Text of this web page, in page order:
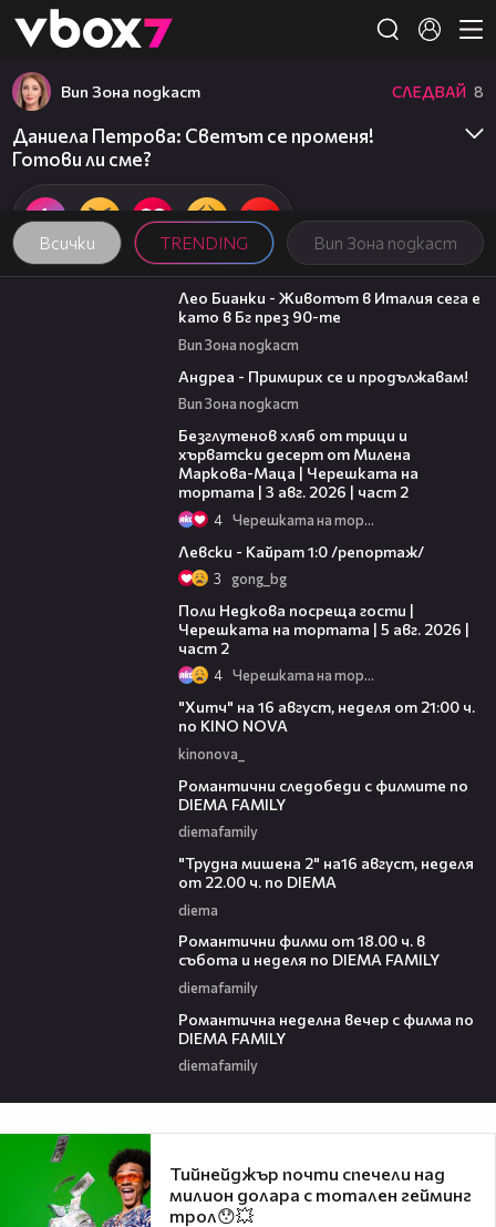
👾
Всички TRENDING Вип Зона подкаст
Вип Зона подкаст СЛЕДВАЙ 8
Даниела Петрова: Светът се променя!
Готови ли сме?
01:04:27
Лео Бианки - Животът в Италия сега е
като в Бг през 90-те
Вип Зона подкаст
Андреа - Примирих се и продължавам!
Вип Зона подкаст
Безглутенов хляб от трици и
хърватски десерт от Милена
Маркова-Маца | Черешката на
тортата | 3 авг. 2026 | част 2
4 Черешката на тортата
Левски - Кайрат 1:0 /репортаж/
3 gong_bg
Поли Недкова посреща гости |
Черешката на тортата | 5 авг. 2026 |
част 2
4 Черешката на тортата
"Хитч" на 16 август, неделя от 21:00 ч.
по KINO NOVA
kinonova_
Романтични следобеди с филмите по
DIEMA FAMILY
diemafamily
"Трудна мишена 2" на16 август, неделя
от 22.00 ч. по DIEMA
diema
Романтични филми от 18.00 ч. в
събота и неделя по DIEMA FAMILY
diemafamily
Романтичнa неделна вечер с филма по
DIEMA FAMILY
diemafamily
Тийнейджър почти спечели над
милион долара с тотален гейминг
трол😯💥